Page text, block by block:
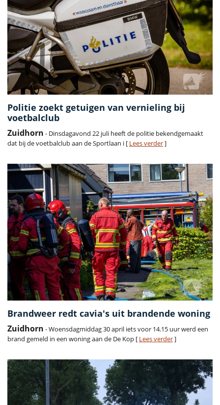
Politie zoekt getuigen van vernieling bij
voetbalclub
Zuidhorn - Dinsdagavond 22 juli heeft de politie bekendgemaakt
dat bij de voetbalclub aan de Sportlaan i [ Lees verder]
Brandweer redt cavia's uit brandende woning
Zuidhorn - Woensdagmiddag 30 april iets voor 14.15 uur werd een
brand gemeld in een woning aan de De Kop [ Lees verder]